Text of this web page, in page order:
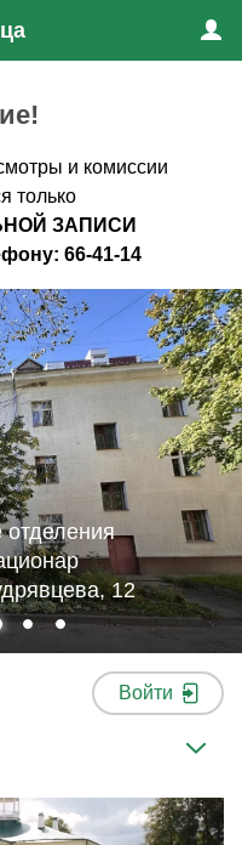
и комиссии
только
Й ЗАПИСИ
: 66-41-14
отделения
12
Войти